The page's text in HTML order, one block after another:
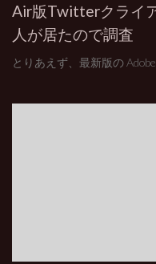
Air版Twitterクライ
人が居たので調査
とりあえず、最新版の